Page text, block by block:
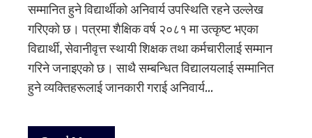
सम्मानित हुने विद्यार्थीको अनिवार्य उपस्थिति रहने उल्लेख
गरिएको छ। पत्रमा शैक्षिक वर्ष २०८१ मा उत्कृष्ट भएका
विद्यार्थी, सेवानीवृत्त स्थायी शिक्षक तथा कर्मचारीलाई सम्मान
गरिने जनाइएको छ। साथै सम्बन्धित विद्यालयलाई सम्मानित
हुने व्यक्तिहरूलाई जानकारी गराई अनिवार्य…